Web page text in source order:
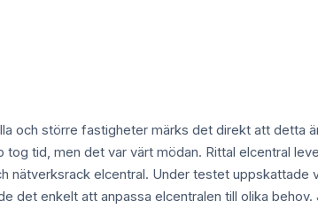
och större fastigheter märks det direkt att detta
tid, men det var värt mödan. Rittal elcentral
elcentral. Under testet uppskattade
det enkelt att anpassa elcentralen till olika